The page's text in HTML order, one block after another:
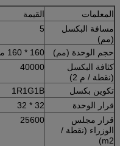
المعلمات
القيمة
مسافة البكسل
(مم)
5
حجم الوحدة (مم)
160 * 160 مم
كثافة البكسل
(نقطة / م 2)
40000
تكوين بكسل
1R1G1B
قرار الوحدة
32 * 32
قرار مجلس
الوزراء (نقطة /
m2)
25600